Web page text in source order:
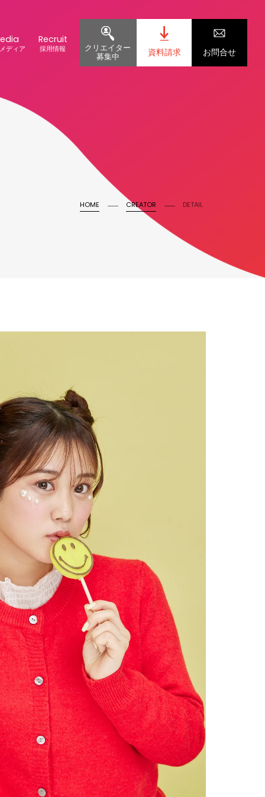
ディア
Recruit
採用情報
クリエイター
募集中
資料請求 お問合せ
HOME CREATOR DETAIL